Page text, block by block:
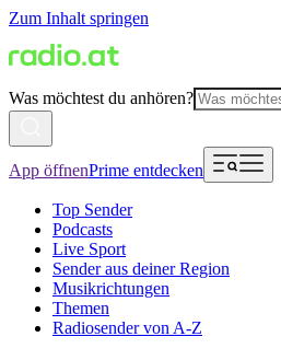
Zum Inhalt springen
Was möchtest du anhören?
App öffnenPrime entdecken
Top Sender
Podcasts
Live Sport
Sender aus deiner Region
Musikrichtungen
Themen
Radiosender von A-Z